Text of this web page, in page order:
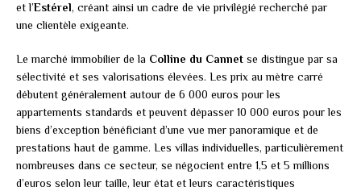
et l’Estérel, créant ainsi un cadre de vie privilégié recherché par
une clientèle exigeante.
Le marché immobilier de la Colline du Cannet se distingue par sa
sélectivité et ses valorisations élevées. Les prix au mètre carré
débutent généralement autour de 6 000 euros pour les
appartements standards et peuvent dépasser 10 000 euros pour les
biens d’exception bénéficiant d’une vue mer panoramique et de
prestations haut de gamme. Les villas individuelles, particulièrement
nombreuses dans ce secteur, se négocient entre 1,5 et 5 millions
d’euros selon leur taille, leur état et leurs caractéristiques